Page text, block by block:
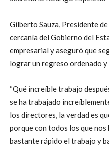
Gilberto Sauza, Presidente
cercanía del Gobierno del
empresarial y aseguró que
lograr un regreso ordenado y
“Qué increíble trabajo
se ha trabajado
los directores, la verdad es
porque con todos los que nos
bastante rápido el trabajo y